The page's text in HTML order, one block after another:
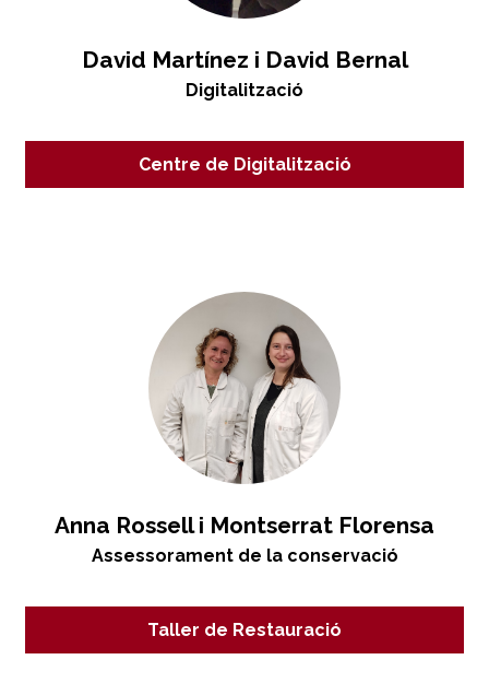
David Martínez i David Bernal
Digitalització
Centre de Digitalització
Anna Rossell i Montserrat Florensa
Assessorament de la conservació
Taller de Restauració